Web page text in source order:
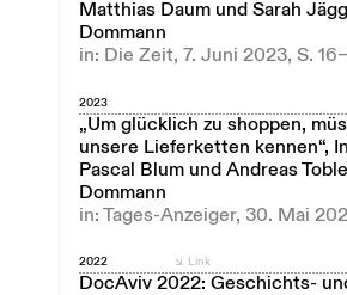
Matthias Daum und Sarah
Dommann
in: Die Zeit, 7. Juni 2023, S.
2023
„Um glücklich zu shoppen,
unsere Lieferketten kennen“,
Pascal Blum und Andreas
Dommann
in: Tages-Anzeiger, 30. Mai
2022
DocAviv 2022: Geschichts-
Link